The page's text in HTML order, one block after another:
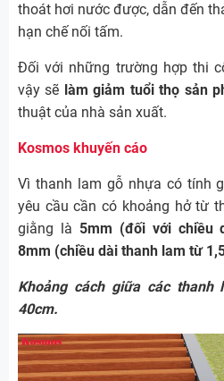
thoát hơi nước được, dẫn đến
hạn chế nối tấm.
Đối với những trường hợp thi
vậy sẽ làm giảm tuổi thọ sản
thuật của nhà sản xuất.
Kosmos khuyến cáo
Vì thanh lam gỗ nhựa có tính
yêu cầu cần có khoảng hở từ
giằng là 5mm (đối với chiều
8mm (chiều dài thanh lam từ
Khoảng cách giữa các
40cm.